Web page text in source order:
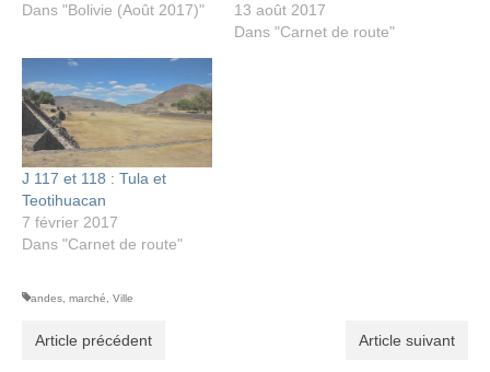
Dans "Bolivie (Août 2017)"
13 août 2017
Dans "Carnet de route"
J 117 et 118 : Tula et
Teotihuacan
7 février 2017
Dans "Carnet de route"
andes marché Ville
Article précédent Article suivant